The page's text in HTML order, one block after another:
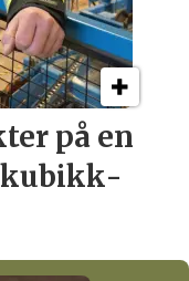
på en
kubikk­